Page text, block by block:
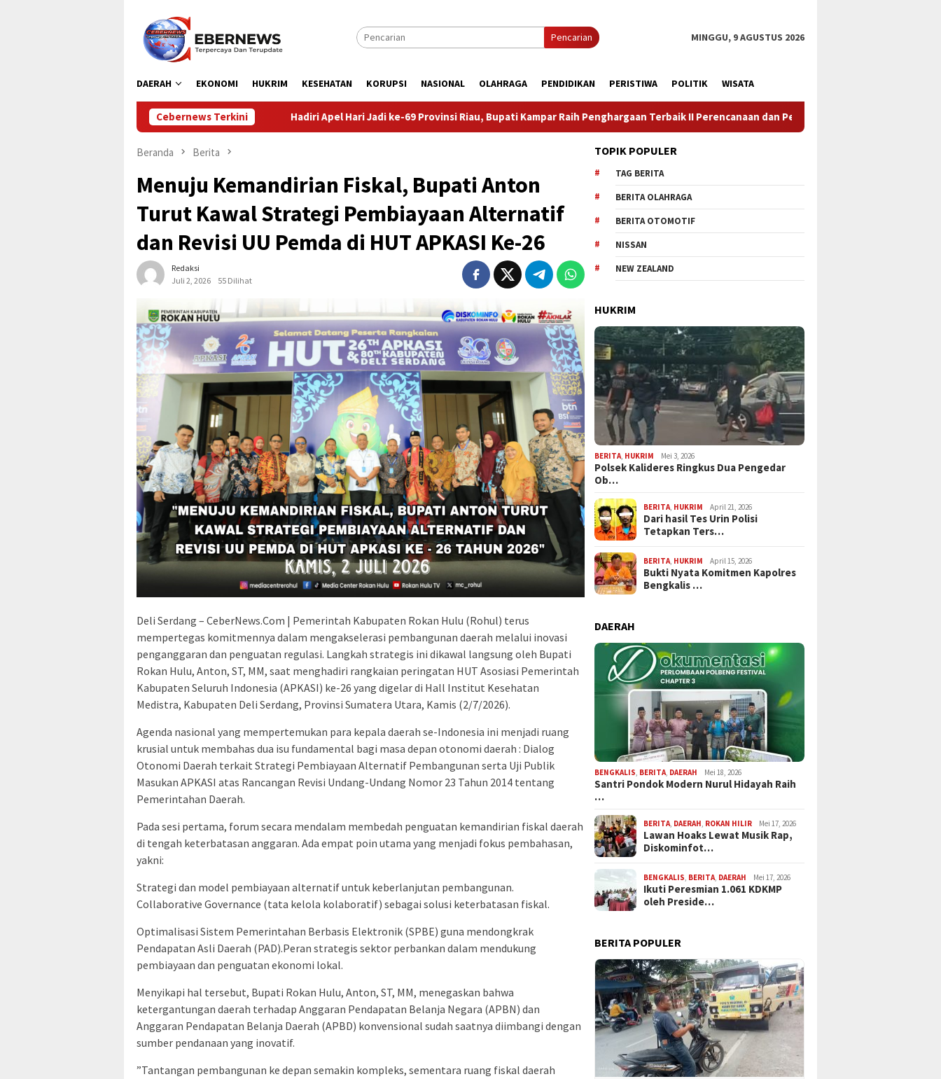
konten
Pencarian MINGGU, 9 AGUSTUS 2026
DAERAH EKONOMI HUKRIM KESEHATAN KORUPSI NASIONAL OLAHRAGA PENDIDIKAN PERISTIWA POLITIK WISATA
Cebernews Terkini
Hadiri Apel Hari Jadi ke-69 Provinsi Riau, Bupati Kampar Raih Penghargaan Terbaik II Perencanaan dan Pencapaian Daerah
Beranda Berita
Menuju Kemandirian Fiskal, Bupati Anton
Turut Kawal Strategi Pembiayaan Alternatif
dan Revisi UU Pemda di HUT APKASI Ke-26
Redaksi
Juli 2, 2026
55 Dilihat
Deli Serdang – CeberNews.Com | Pemerintah Kabupaten Rokan Hulu (Rohul) terus
mempertegas komitmennya dalam mengakselerasi pembangunan daerah melalui inovasi
penganggaran dan penguatan regulasi. Langkah strategis ini dikawal langsung oleh Bupati
Rokan Hulu, Anton, ST, MM, saat menghadiri rangkaian peringatan HUT Asosiasi Pemerintah
Kabupaten Seluruh Indonesia (APKASI) ke-26 yang digelar di Hall Institut Kesehatan
Medistra, Kabupaten Deli Serdang, Provinsi Sumatera Utara, Kamis (2/7/2026).
​Agenda nasional yang mempertemukan para kepala daerah se-Indonesia ini menjadi ruang
krusial untuk membahas dua isu fundamental bagi masa depan otonomi daerah : Dialog
Otonomi Daerah terkait Strategi Pembiayaan Alternatif Pembangunan serta Uji Publik
Masukan APKASI atas Rancangan Revisi Undang-Undang Nomor 23 Tahun 2014 tentang
Pemerintahan Daerah.
​Pada sesi pertama, forum secara mendalam membedah penguatan kemandirian fiskal daerah
di tengah keterbatasan anggaran. Ada empat poin utama yang menjadi fokus pembahasan,
yakni:
​Strategi dan model pembiayaan alternatif untuk keberlanjutan pembangunan.
​Collaborative Governance (tata kelola kolaboratif) sebagai solusi keterbatasan fiskal.
​Optimalisasi Sistem Pemerintahan Berbasis Elektronik (SPBE) guna mendongkrak
Pendapatan Asli Daerah (PAD).Peran strategis sektor perbankan dalam mendukung
pembiayaan dan penguatan ekonomi lokal.
​Menyikapi hal tersebut, Bupati Rokan Hulu, Anton, ST, MM, menegaskan bahwa
ketergantungan daerah terhadap Anggaran Pendapatan Belanja Negara (APBN) dan
Anggaran Pendapatan Belanja Daerah (APBD) konvensional sudah saatnya diimbangi dengan
sumber pendanaan yang inovatif.
​”Tantangan pembangunan ke depan semakin kompleks, sementara ruang fiskal daerah
TOPIK POPULER
TAG BERITA
BERITA OLAHRAGA
BERITA OTOMOTIF
NISSAN
NEW ZEALAND
HUKRIM
BERITA HUKRIM Mei 3, 2026
Polsek Kalideres Ringkus Dua Pengedar
Ob…
BERITA HUKRIM April 21, 2026
Dari hasil Tes Urin Polisi
Tetapkan Ters…
BERITA HUKRIM April 15, 2026
Bukti Nyata Komitmen Kapolres
Bengkalis …
DAERAH
BENGKALIS BERITA DAERAH Mei 18, 2026
Santri Pondok Modern Nurul Hidayah Raih
…
BERITA DAERAH ROKAN HILIR Mei 17, 2026
Lawan Hoaks Lewat Musik Rap,
Diskominfot…
BENGKALIS BERITA DAERAH Mei 17, 2026
Ikuti Peresmian 1.061 KDKMP
oleh Preside…
BERITA POPULER